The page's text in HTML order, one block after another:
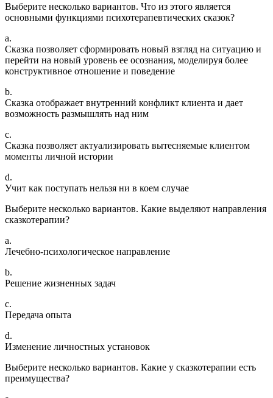
Выберите несколько вариантов. Что из этого является
основными функциями психотерапевтических сказок?
a.
Сказка позволяет сформировать новый взгляд на ситуацию и
перейти на новый уровень ее осознания, моделируя более
конструктивное отношение и поведение
b.
Сказка отображает внутренний конфликт клиента и дает
возможность размышлять над ним
c.
Сказка позволяет актуализировать вытесняемые клиентом
моменты личной истории
d.
Учит как поступать нельзя ни в коем случае
Выберите несколько вариантов. Какие выделяют направления
сказкотерапии?
a.
Лечебно-психологическое направление
b.
Решение жизненных задач
c.
Передача опыта
d.
Изменение личностных установок
Выберите несколько вариантов. Какие у сказкотерапии есть
преимущества?